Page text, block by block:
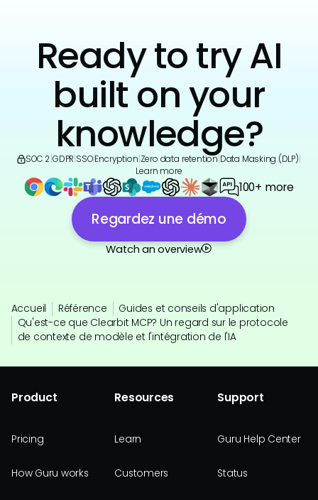
Ready to try AI
built on your
knowledge?
SOC 2 GDPR SSO|Encryption Zero data retention Data Masking (DLP)
Learn more
100+ more
Regardez une démo
Watch an overview
Accueil Référence
Guides et conseils d'application
Qu'est-ce que Clearbit MCP? Un regard sur le protocole
de contexte de modèle et l'intégration de l'IA
Product
Pricing
How Guru works
Resources
Learn
Customers
Support
Guru Help Center
Status